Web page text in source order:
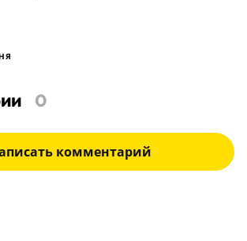
0
комментарий